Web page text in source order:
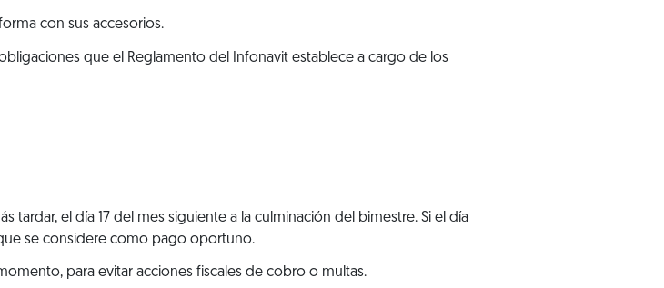
con sus accesorios.
que el Reglamento del Infonavit establece a cargo de los
tardar, el día 17 del mes siguiente a la culminación del bimestre. Si el día
se considere como pago oportuno.
para evitar acciones fiscales de cobro o multas.